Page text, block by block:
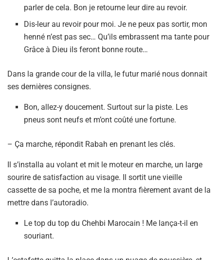
parler de cela. Bon je retourne leur dire au revoir.
Dis-leur au revoir pour moi. Je ne peux pas sortir, mon
henné n’est pas sec… Qu’ils embrassent ma tante pour
Grâce à Dieu ils feront bonne route…
Dans la grande cour de la villa, le futur marié nous donnait
ses dernières consignes.
Bon, allez-y doucement. Surtout sur la piste. Les
pneus sont neufs et m’ont coûté une fortune.
– Ça marche, répondit Rabah en prenant les clés.
Il s’installa au volant et mit le moteur en marche, un large
sourire de satisfaction au visage. Il sortit une vieille
cassette de sa poche, et me la montra fièrement avant de la
mettre dans l’autoradio.
Le top du top du Chehbi Marocain ! Me lança-t-il en
souriant.